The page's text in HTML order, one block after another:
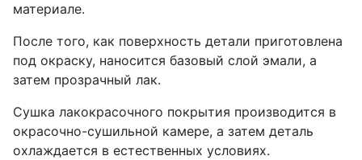
материале.
После того, как поверхность детали приготовлена
под окраску, наносится базовый слой эмали, а
затем прозрачный лак.
Сушка лакокрасочного покрытия производится в
окрасочно-сушильной камере, а затем деталь
охлаждается в естественных условиях.